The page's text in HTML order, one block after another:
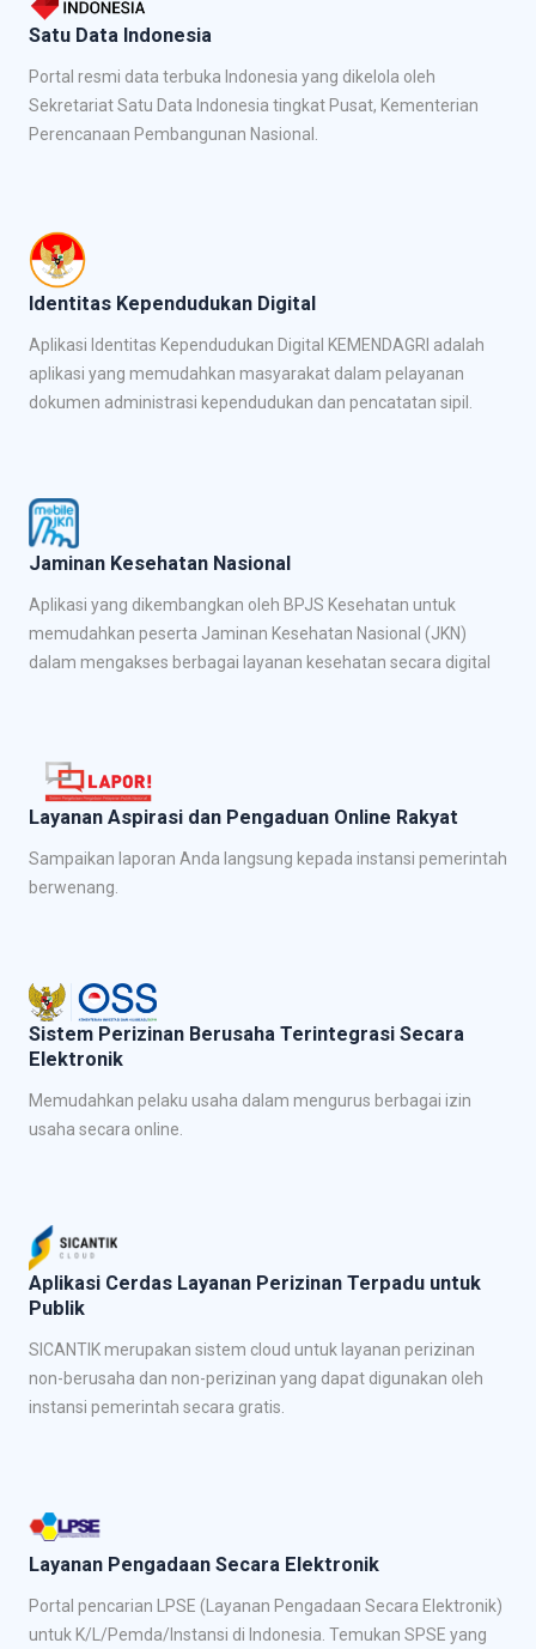
Satu Data Indonesia
Portal resmi data terbuka Indonesia yang dikelola oleh
Sekretariat Satu Data Indonesia tingkat Pusat, Kementerian
Perencanaan Pembangunan Nasional.
Identitas Kependudukan Digital
Aplikasi Identitas Kependudukan Digital KEMENDAGRI adalah
aplikasi yang memudahkan masyarakat dalam pelayanan
dokumen administrasi kependudukan dan pencatatan sipil.
Jaminan Kesehatan Nasional
Aplikasi yang dikembangkan oleh BPJS Kesehatan untuk
memudahkan peserta Jaminan Kesehatan Nasional (JKN)
dalam mengakses berbagai layanan kesehatan secara digital
Layanan Aspirasi dan Pengaduan Online Rakyat
Sampaikan laporan Anda langsung kepada instansi pemerintah
berwenang.
Sistem Perizinan Berusaha Terintegrasi Secara
Elektronik
Memudahkan pelaku usaha dalam mengurus berbagai izin
usaha secara online.
Aplikasi Cerdas Layanan Perizinan Terpadu untuk
Publik
SICANTIK merupakan sistem cloud untuk layanan perizinan
non-berusaha dan non-perizinan yang dapat digunakan oleh
instansi pemerintah secara gratis.
Layanan Pengadaan Secara Elektronik
Portal pencarian LPSE (Layanan Pengadaan Secara Elektronik)
untuk K/L/Pemda/Instansi di Indonesia. Temukan SPSE yang